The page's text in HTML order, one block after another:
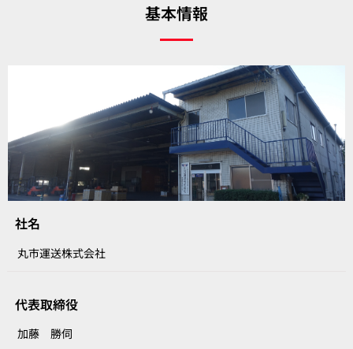
基本情報
社名
丸市運送株式会社
代表取締役
加藤 勝伺